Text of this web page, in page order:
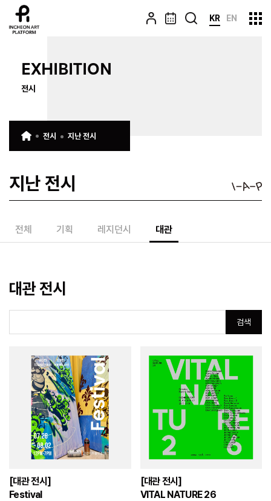
KR EN
EXHIBITION
전시
전시 지난 전시
지난 전시
전체 기획 레지던시 대관
대관 전시
검색
[대관 전시]
Festival
[대관 전시]
VITAL NATURE 26